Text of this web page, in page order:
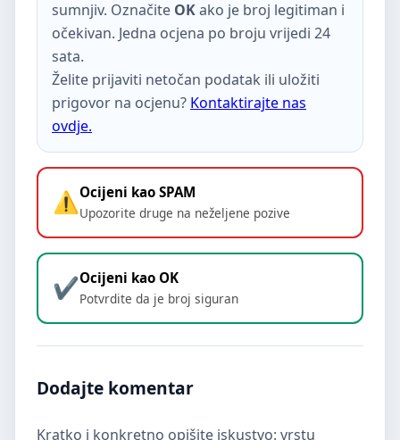
sumnjiv. Označite OKako je broj legitiman i
očekivan. Jedna ocjena po broju vrijedi 24
sata.
Želite prijaviti netočan podatak ili uložiti
prigovor na ocjenu? Kontaktirajte nas
ovdje.
Ocijeni kao SPAM
Upozorite druge na neželjene pozive
Ocijeni kao OK
Potvrdite da je broj siguran
Dodajte komentar
Kratko i konkretno opišite iskustvo: vrstu